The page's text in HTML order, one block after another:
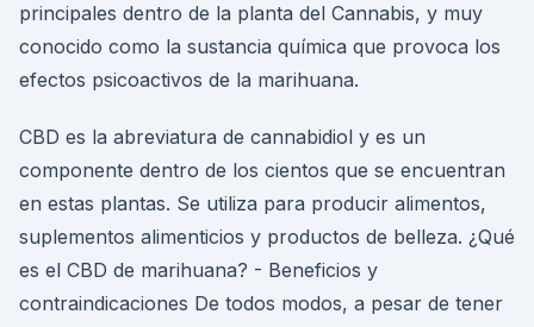
principales dentro de la planta del Cannabis, y muy
conocido como la sustancia química que provoca los
efectos psicoactivos de la marihuana.
CBD es la abreviatura de cannabidiol y es un
componente dentro de los cientos que se encuentran
en estas plantas. Se utiliza para producir alimentos,
suplementos alimenticios y productos de belleza. ¿Qué
es el CBD de marihuana? - Beneficios y
contraindicaciones De todos modos, a pesar de tener